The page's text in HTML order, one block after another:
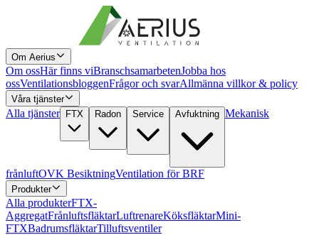
Om Aerius
Om ossHär finns viBranschsamarbetenJobba hos
ossVentilationsbloggenFrågor och svarAllmänna villkor & policy
Våra tjänster
Alla tjänster FTX Radon Service Avfuktning Mekanisk
frånluftOVK BesiktningVentilation för BRF
Produkter
Alla produkterFTX-
AggregatFrånluftsfläktarLuftrenareKöksfläktarMini-
FTXBadrumsfläktarTilluftsventiler